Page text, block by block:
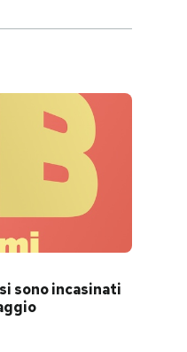
sono incasinati